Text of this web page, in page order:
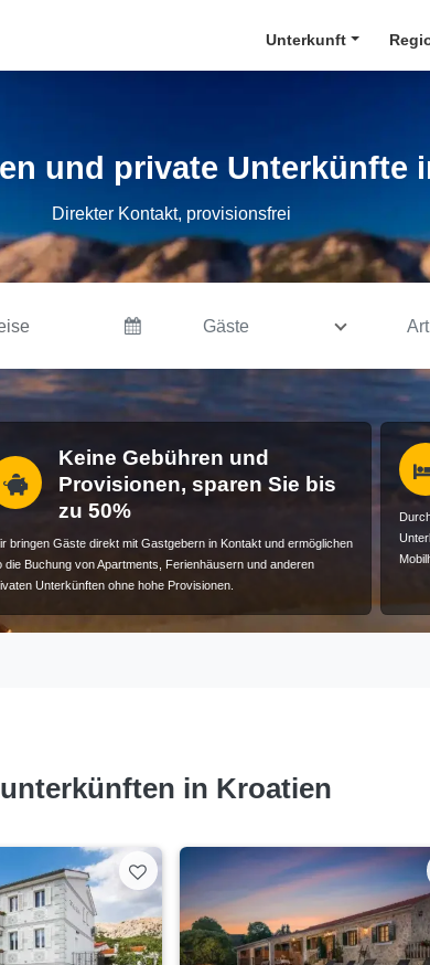
Unterkunft
und private Unterkünfte
Direkter Kontakt, provisionsfrei
Gäste Art
Keine Gebühren und
Provisionen, sparen Sie bis
zu 50%
bringen Gäste direkt mit Gastgebern in Kontakt und ermöglichen
die Buchung von Apartments, Ferienhäusern und anderen
Unterkünften ohne hohe Provisionen.
in Kroatien